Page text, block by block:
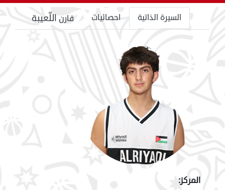
السيرة الذاتية احصائيات قارن اللّعيبة
المركز: